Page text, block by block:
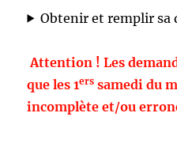
Obtenir et remplir sa
Attention ! Les
que les 1ers samedi du
incomplète et/ou